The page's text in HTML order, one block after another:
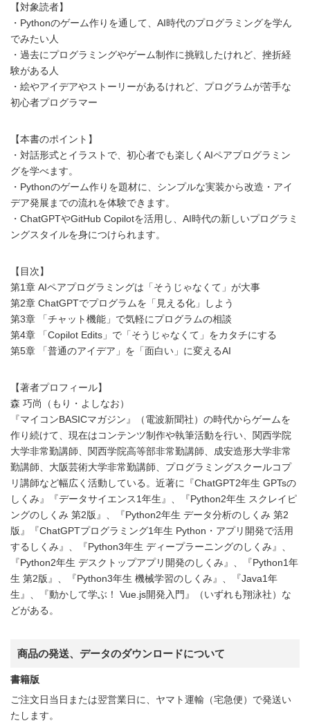
【対象読者】
・Pythonのゲーム作りを通して、AI時代のプログラミングを学ん
でみたい人
・過去にプログラミングやゲーム制作に挑戦したけれど、挫折経
験がある人
・絵やアイデアやストーリーがあるけれど、プログラムが苦手な
初心者プログラマー
【本書のポイント】
・対話形式とイラストで、初心者でも楽しくAIペアプログラミン
グを学べます。
・Pythonのゲーム作りを題材に、シンプルな実装から改造・アイ
デア発展までの流れを体験できます。
・ChatGPTやGitHub Copilotを活用し、AI時代の新しいプログラミ
ングスタイルを身につけられます。
【目次】
第1章 AIペアプログラミングは「そうじゃなくて」が大事
第2章 ChatGPTでプログラムを「見える化」しよう
第3章 「チャット機能」で気軽にプログラムの相談
第4章 「Copilot Edits」で「そうじゃなくて」をカタチにする
第5章 「普通のアイデア」を「面白い」に変えるAI
【著者プロフィール】
森 巧尚（もり・よしなお）
『マイコンBASICマガジン』（電波新聞社）の時代からゲームを
作り続けて、現在はコンテンツ制作や執筆活動を行い、関西学院
大学非常勤講師、関西学院高等部非常勤講師、成安造形大学非常
勤講師、大阪芸術大学非常勤講師、プログラミングスクールコプ
リ講師など幅広く活動している。近著に『ChatGPT2年生 GPTsの
しくみ』『データサイエンス1年生』、『Python2年生 スクレイピ
ングのしくみ 第2版』、『Python2年生 データ分析のしくみ 第2
版』『ChatGPTプログラミング1年生 Python・アプリ開発で活用
するしくみ』、『Python3年生 ディープラーニングのしくみ』、
『Python2年生 デスクトップアプリ開発のしくみ』、『Python1年
生 第2版』、『Python3年生 機械学習のしくみ』、『Java1年
生』、『動かして学ぶ！ Vue.js開発入門』（いずれも翔泳社）な
どがある。
商品の発送、データのダウンロードについて
書籍版
ご注文日当日または翌営業日に、ヤマト運輸（宅急便）で発送い
たします。